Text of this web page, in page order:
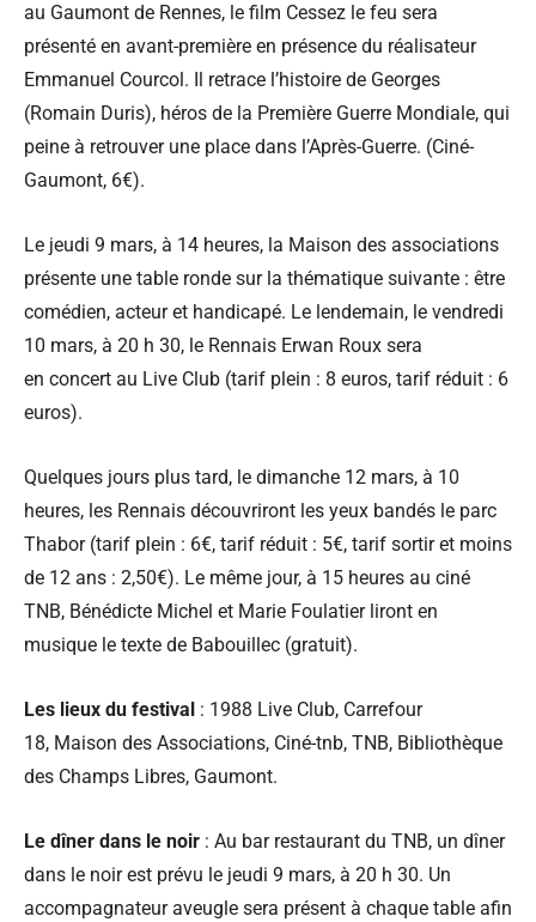
au Gaumont de Rennes, le film Cessez le feu sera
présenté en avant-première en présence du réalisateur
Emmanuel Courcol. Il retrace l’histoire de Georges
(Romain Duris), héros de la Première Guerre Mondiale, qui
peine à retrouver une place dans l’Après-Guerre. (Ciné-
Gaumont, 6€).
Le jeudi 9 mars, à 14 heures, la Maison des associations
présente une table ronde sur la thématique suivante : être
comédien, acteur et handicapé. Le lendemain, le vendredi
10 mars, à 20 h 30, le Rennais Erwan Roux sera
en concert au Live Club (tarif plein : 8 euros, tarif réduit : 6
euros).
Quelques jours plus tard, le dimanche 12 mars, à 10
heures, les Rennais découvriront les yeux bandés le parc
Thabor (tarif plein : 6€, tarif réduit : 5€, tarif sortir et moins
de 12 ans : 2,50€). Le même jour, à 15 heures au ciné
TNB, Bénédicte Michel et Marie Foulatier liront en
musique le texte de Babouillec (gratuit).
Les lieux du festival : 1988 Live Club, Carrefour
18, Maison des Associations, Ciné-tnb, TNB, Bibliothèque
des Champs Libres, Gaumont.
Le dîner dans le noir : Au bar restaurant du TNB, un dîner
dans le noir est prévu le jeudi 9 mars, à 20 h 30. Un
accompagnateur aveugle sera présent à chaque table afin